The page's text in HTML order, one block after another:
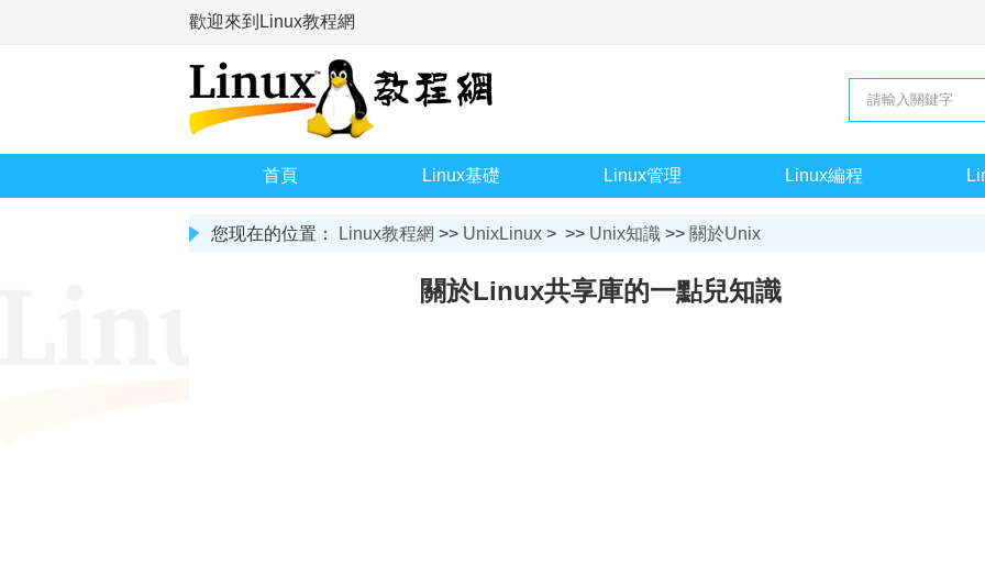
歡迎來到Linux教程網
首頁 Linux基礎 Linux管理 Linux編程
您现在的位置： Linux教程網 >> UnixLinux > >> Unix知識 >> 關於Unix
關於Linux共享庫的一點兒知識